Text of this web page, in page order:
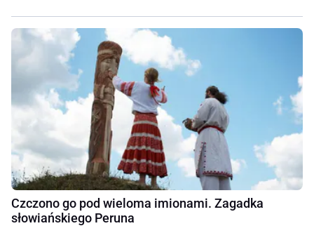
Czczono go pod wieloma imionami. Zagadka
słowiańskiego Peruna